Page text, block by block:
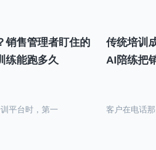
销售管理者盯住的
练能跑多久
平台时，第一
传统培训
AI陪练把
客户在电话